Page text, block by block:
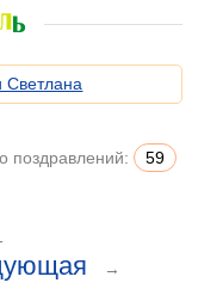
Светлана
поздравлений: 59
→